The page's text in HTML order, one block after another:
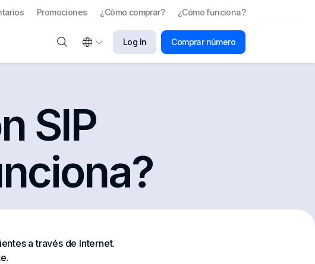
Promociones ¿Cómo comprar? ¿Cómo funciona?
Log In Comprar número
SIP
a través de Internet.